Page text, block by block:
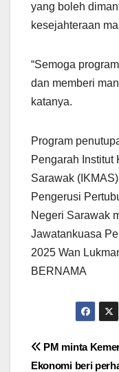
yang boleh
kesejahteraan
“Semoga
dan memberi
katanya.
Program
Pengarah Institut
Sarawak
Pengerusi
Negeri Sarawak
Jawatankuasa
2025 Wan
BERNAMA
Post
PM minta
Ekonomi beri